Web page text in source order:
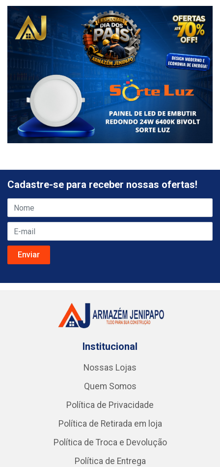
Cadastre-se para receber nossas ofertas!
Institucional
Nossas Lojas
Quem Somos
Política de Privacidade
Política de Retirada em loja
Política de Troca e Devolução
Política de Entrega